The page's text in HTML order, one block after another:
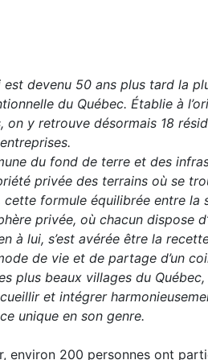
: 50 ans d'histoire
est devenu 50 ans plus tard la
du Québec. Établie à
on y retrouve désormais 18
du fond de terre et des
privée des terrains où se
cette formule équilibrée entre la
privée, où chacun dispose
à lui, s’est avérée être la
de vie et de partage d’un
plus beaux villages du Québec,
et intégrer
unique en son genre.
environ 200 personnes ont